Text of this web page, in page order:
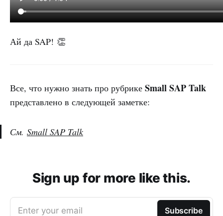
Ай да SAP! 👏
Все, что нужно знать про рубрике Small SAP Talk
представлено в следующей заметке:
См. Small SAP Talk
Sign up for more like this.
Enter your email Subscribe